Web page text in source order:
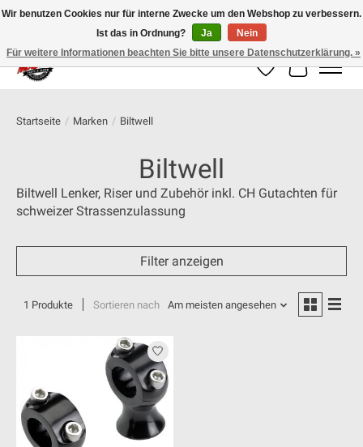
100% schweizer Onlineshop für Dein Motorrad
Wunschzettel
Ihr
Startseite / Marken / Biltwell
Biltwell
Biltwell Lenker, Riser und Zubehör inkl. CH Gutachten für
schweizer Strassenzulassung
Filter anzeigen
1 Produkte Sortieren nach Am meisten angesehen
Wir benutzen Cookies nur für interne Zwecke um den Webshop zu verbessern.
Ist das in Ordnung?
Ja
Nein
Für weitere Informationen beachten Sie bitte unsere Datenschutzerklärung. »